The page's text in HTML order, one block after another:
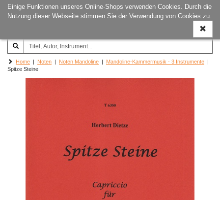
Einige Funktionen unseres Online-Shops verwenden Cookies. Durch die
Nutzung dieser Webseite stimmen Sie der Verwendung von Cookies zu.
ein-/
Joachim‐Trekel‐Musikverlag,
Hamburg
Home | Noten | Noten Mandoline | Mandoline-Kammermusik - 3 Instrumente |
Spitze Steine